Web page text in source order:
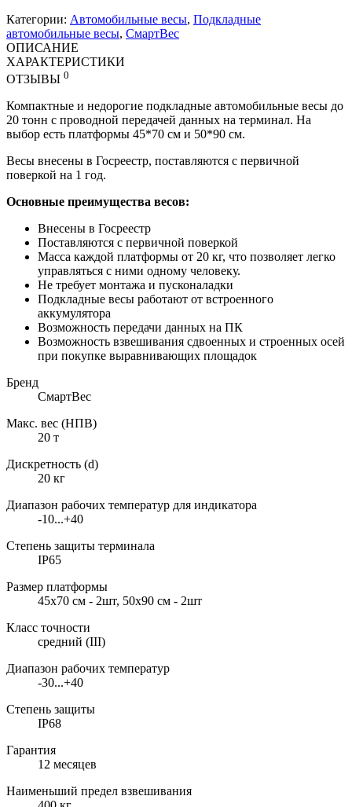
Категории: Автомобильные весы, Подкладные
автомобильные весы, СмартВес
ОПИСАНИЕ
ХАРАКТЕРИСТИКИ
ОТЗЫВЫ 0
Компактные и недорогие подкладные автомобильные весы до
20 тонн с проводной передачей данных на терминал. На
выбор есть платформы 45*70 см и 50*90 см.
Весы внесены в Госреестр, поставляются с первичной
поверкой на 1 год.
Основные преимущества весов:
Внесены в Госреестр
Поставляются с первичной поверкой
Масса каждой платформы от 20 кг, что позволяет легко
управляться с ними одному человеку.
Не требует монтажа и пусконаладки
Подкладные весы работают от встроенного
аккумулятора
Возможность передачи данных на ПК
Возможность взвешивания сдвоенных и строенных осей
при покупке выравнивающих площадок
Бренд
СмартВес
Макс. вес (НПВ)
20 т
Дискретность (d)
20 кг
Диапазон рабочих температур для индикатора
-10...+40
Степень защиты терминала
IP65
Размер платформы
45х70 см - 2шт, 50х90 см - 2шт
Класс точности
средний (III)
Диапазон рабочих температур
-30...+40
Степень защиты
IP68
Гарантия
12 месяцев
Наименьший предел взвешивания